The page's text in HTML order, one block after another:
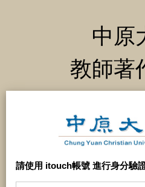
中原
教師著
請使用 itouch帳號 進行身分驗